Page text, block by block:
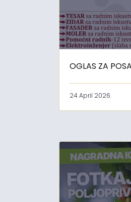
OGLAS ZA
24 April 2026